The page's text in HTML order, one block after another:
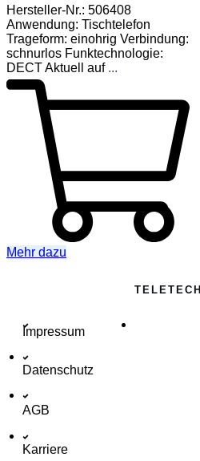
Hersteller-Nr.: 506408
Anwendung: Tischtelefon
Trageform: einohrig Verbindung:
schnurlos Funktechnologie:
DECT Aktuell auf ...
Mehr dazu
TELETECH
Impressum
Datenschutz
AGB
Karriere